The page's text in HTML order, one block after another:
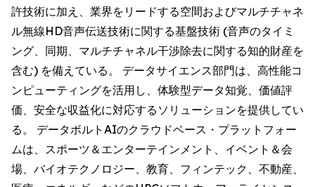
許技術に加え、業界をリードする空間およびマルチチャネ
ル無線HD音声伝送技術に関する基盤技術 (音声のタイミ
ング、同期、マルチチャネル干渉除去に関する知的財産を
含む) を備えている。 データサイエンス部門は、高性能コ
ンピューティングを活用し、体験型データ知覚、価値評
価、安全な収益化に対応するソリューションを提供してい
る。 データボルトAIのクラウドベース・プラットフォー
ムは、スポーツ＆エンターテインメント、イベント＆会
場、バイオテクノロジー、教育、フィンテック、不動産、